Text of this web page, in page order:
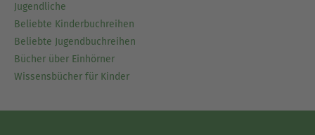
Jugendliche
Beliebte Kinderbuchreihen
Beliebte Jugendbuchreihen
Bücher über Einhörner
Wissensbücher für Kinder